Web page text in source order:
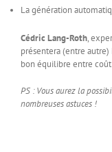
La génération
Cédric Lang-Roth,
présentera (entre
bon équilibre entre
PS : Vous aurez la
nombreuses astuces !